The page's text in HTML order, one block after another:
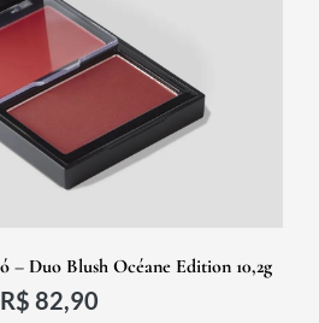
– Duo Blush Océane Edition 10,2g
R$ 82,90